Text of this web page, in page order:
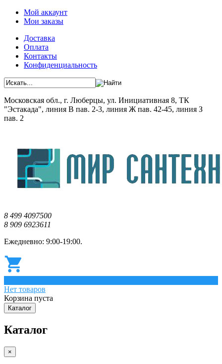
Мой аккаунт
Мои заказы
Доставка
Оплата
Контакты
Конфиденциальность
Московская обл., г. Люберцы, ул. Инициативная 8, ТК
"Эстакада", линия В пав. 2-3, линия Ж пав. 42-45, линия З
пав. 2
8 499 4097500
8 909 6923611
Ежедневно: 9:00-19:00.
Нет товаров
Корзина пуста
Каталог
Каталог
×